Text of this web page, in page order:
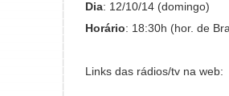
Dia: 12/10/14 (domingo)
Horário: 18:30h (hor. de
Links das rádios/tv na web: